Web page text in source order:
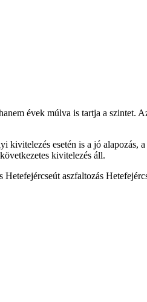
évek múlva is tartja a szintet.
kivitelezés esetén is a jó alapozás,
kivitelezés áll.
Hetefejércseút aszfaltozás